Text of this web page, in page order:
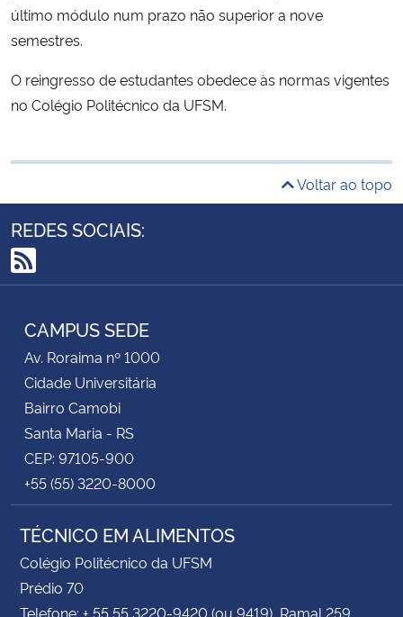
último módulo num prazo não superior a nove
semestres.
O reingresso de estudantes obedece às normas vigentes
no Colégio Politécnico da UFSM.
Voltar ao topo
REDES SOCIAIS:
RSS
CAMPUS SEDE
Av. Roraima nº 1000
Cidade Universitária
Bairro Camobi
Santa Maria - RS
CEP: 97105-900
+55 (55) 3220-8000
TÉCNICO EM ALIMENTOS
Colégio Politécnico da UFSM
Prédio 70
Telefone: + 55 55 3220-9420 (ou 9419), Ramal 259